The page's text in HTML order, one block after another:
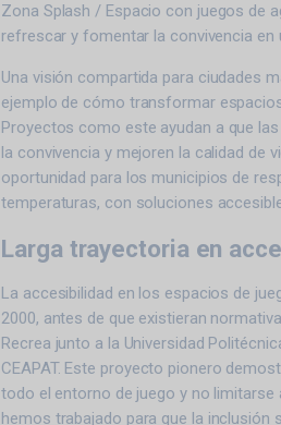
Zona Splash / Espacio con juegos de
refrescar y fomentar la convivencia en
Una visión compartida para ciudades
ejemplo de cómo transformar
Proyectos como este ayudan a que
la convivencia y mejoren la calidad de
oportunidad para los municipios de
temperaturas, con soluciones
Larga trayectoria en
La accesibilidad en los espacios de
2000, antes de que existieran
Recrea junto a la Universidad
CEAPAT. Este proyecto pionero
todo el entorno de juego y no
hemos trabajado para que la inclusión